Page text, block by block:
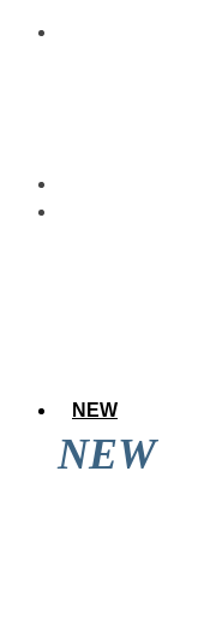
NEW
NEW